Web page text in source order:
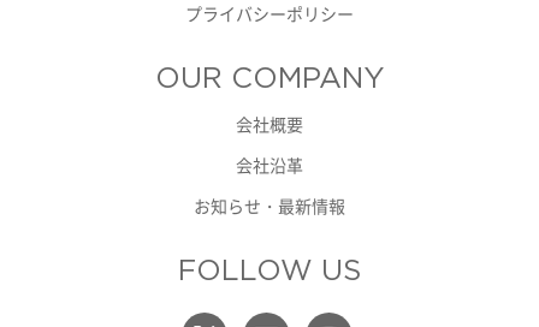
プライバシーポリシー
OUR COMPANY
会社概要
会社沿革
お知らせ・最新情報
FOLLOW US